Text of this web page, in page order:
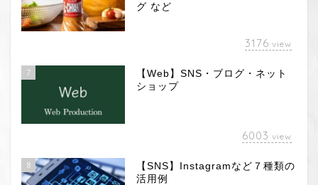
グ など
3176 view
7
【Web】SNS・ブログ・ネット
ショップ
6003 view
8
【SNS】Instagramなど７種類の
活用例